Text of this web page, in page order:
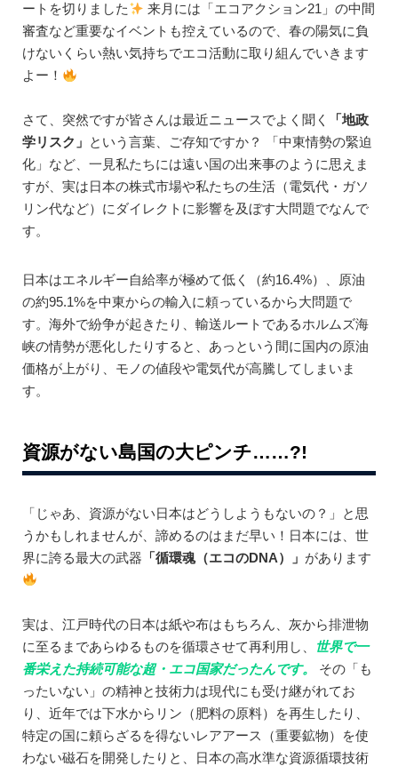
ートを切りました
来月には「エコアクション21」の中間
審査など重要なイベントも控えているので、春の陽気に負
けないくらい熱い気持ちでエコ活動に取り組んでいきます
よー！
さて、突然ですが皆さんは最近ニュースでよく聞く
「地政
学リスク」 という言葉、ご存知ですか？ 「中東情勢の緊迫
化」など、一見私たちには遠い国の出来事のように思えま
すが、実は日本の株式市場や私たちの生活（電気代・ガソ
リン代など）にダイレクトに影響を及ぼす大問題でなんで
す。
日本はエネルギー自給率が極めて低く（約16.4%）、原油
の約95.1%を中東からの輸入に頼っているから大問題で
す。海外で紛争が起きたり、輸送ルートであるホルムズ海
峡の情勢が悪化したりすると、あっという間に国内の原油
価格が上がり、モノの値段や電気代が高騰してしまいま
す。
資源がない島国の大ピンチ……?!
「じゃあ、資源がない日本はどうしようもないの？」と思
うかもしれませんが、諦めるのはまだ早い！日本には、世
界に誇る最大の武器 「循環魂（エコのDNA）」 があります
実は、江戸時代の日本は紙や布はもちろん、灰から排泄物
に至るまであらゆるものを循環させて再利用し、
世界で一
番栄えた持続可能な超・エコ国家だったんです。
その「も
ったいない」の精神と技術力は現代にも受け継がれてお
り、近年では下水からリン（肥料の原料）を再生したり、
特定の国に頼らざるを得ないレアアース（重要鉱物）を使
わない磁石を開発したりと、日本の高水準な資源循環技術